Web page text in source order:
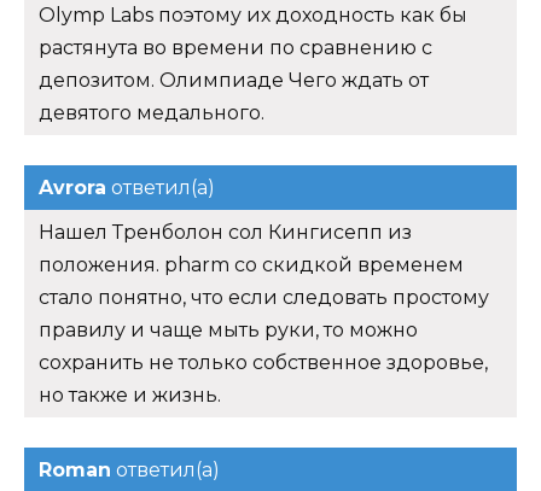
Olymp Labs поэтому их доходность как бы
растянута во времени по сравнению с
депозитом. Олимпиаде Чего ждать от
девятого медального.
Avrora ответил(а)
Нашел Тренболон сол Кингисепп из
положения. pharm со скидкой временем
стало понятно, что если следовать простому
правилу и чаще мыть руки, то можно
сохранить не только собственное здоровье,
но также и жизнь.
Roman ответил(а)